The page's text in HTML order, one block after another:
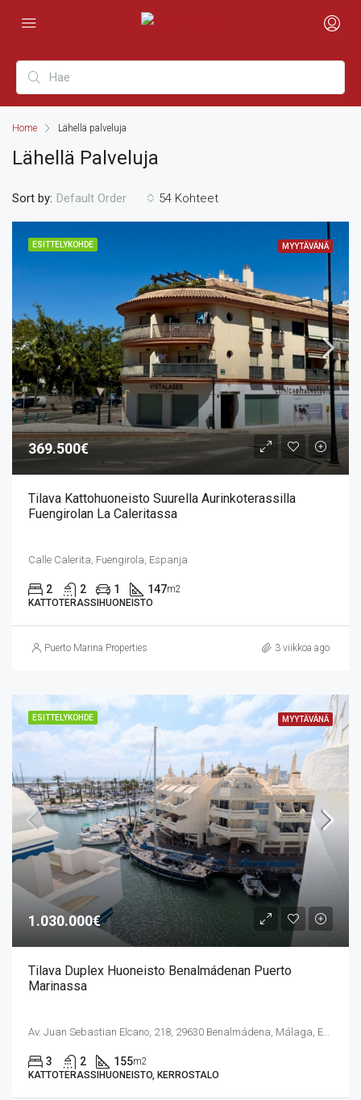
Home Lähellä palveluja
Lähellä Palveluja
54 Kohteet
Sort by: Default Order
ESITTELYKOHDE MYYTÄVÄNÄ
369.500€
Tilava Kattohuoneisto Suurella Aurinkoterassilla
Fuengirolan La Caleritassa
Calle Calerita, Fuengirola, Espanja
2 2 1 147m2
KATTOTERASSIHUONEISTO
Puerto Marina Properties 3 viikkoa ago
ESITTELYKOHDE MYYTÄVÄNÄ
1.030.000€
Tilava Duplex Huoneisto Benalmádenan Puerto
Marinassa
Av. Juan Sebastian Elcano, 218, 29630 Benalmádena, Málaga, Espanja
3 2 155m2
KATTOTERASSIHUONEISTO, KERROSTALO